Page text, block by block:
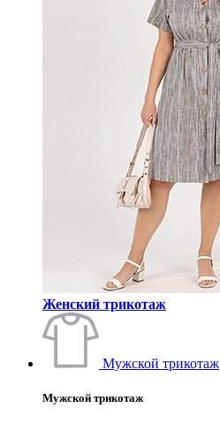
Женский трикотаж
Мужской трикотаж
Мужской трикотаж